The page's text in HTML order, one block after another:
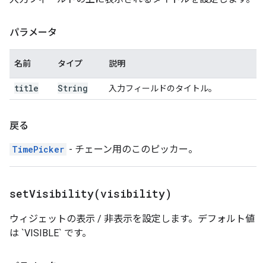
パラメータ
名前 タイプ 説明
title String 入力フィールドのタイトル。
戻る
TimePicker - チェーン用のこのピッカー。
setVisibility(visibility)
ウィジェットの表示 / 非表示を設定します。デフォルト値
は `VISIBLE` です。